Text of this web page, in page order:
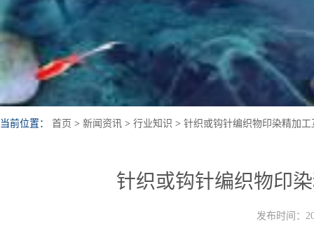
当前位置： 首页 > 新闻资讯 > 行业知识 > 针织或钩针编织物印染精加
针织或钩针编织物印
发布时间：